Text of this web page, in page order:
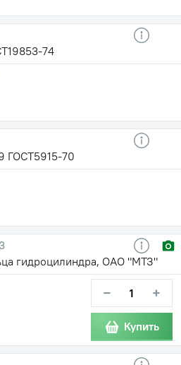
74
ГОСТ5915-70
гидроцилиндра, ОАО "МТЗ"
− +
Купить